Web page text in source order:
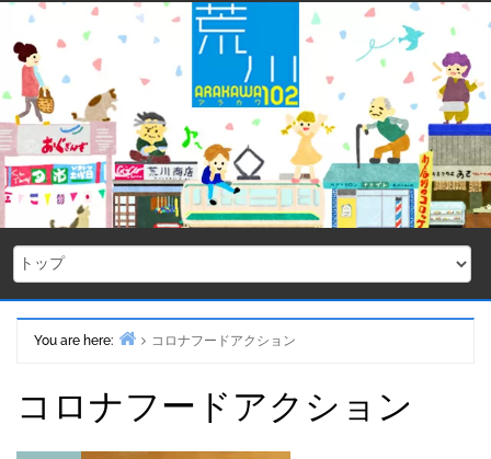
Skip
content
You are here:
コロナフードアクション
コロナフードアクション